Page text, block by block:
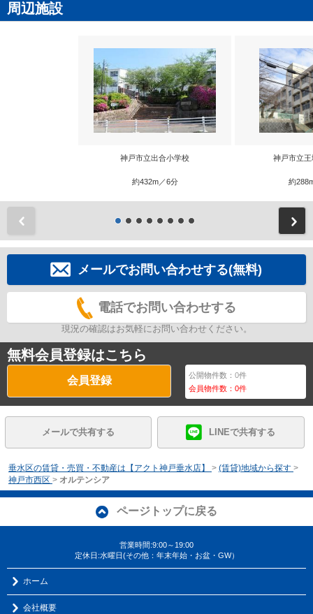
周辺施設
神戸市立出合小学校
約432m／6分
神戸市立
約
メールでお問い合わせする(無料)
電話でお問い合わせする
現況の確認はお気軽にお問い合わせください。
無料会員登録はこちら
会員登録 公開物件数：0件
会員物件数：0件
メールで共有する LINEで共有する
垂水区の賃貸・売買・不動産は【アクト神戸垂水店】 > (賃貸)地域から探す >
神戸市西区 > オルテンシア
ページトップに戻る
営業時間:9:00～19:00
定休日:水曜日(その他：年末年始・お盆・GW）
ホーム
会社概要